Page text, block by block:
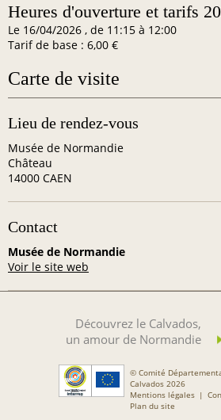
Heures d'ouverture et tarifs
Le 16/04/2026 , de 11:15 à 12:00
Tarif de base : 6,00 €
Carte de visite
Lieu de rendez-vous
Musée de Normandie
Château
14000 CAEN
Contact
Musée de Normandie
Voir le site web
Découvrez le Calvados,
un amour de Normandie
© Comité
Calvados 2026
Mentions légales
Plan du site